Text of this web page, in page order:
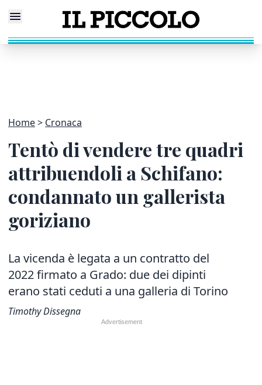
Home Cronaca
Tentò di vendere tre quadri
attribuendoli a Schifano:
condannato un gallerista
goriziano
La vicenda è legata a un contratto del
2022 firmato a Grado: due dei dipinti
erano stati ceduti a una galleria di Torino
Timothy Dissegna